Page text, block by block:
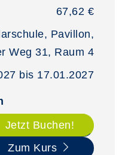
67,62 €
Pavillon,
Weg 31, Raum 4
bis 17.01.2027
Jetzt Buchen!
Zum Kurs